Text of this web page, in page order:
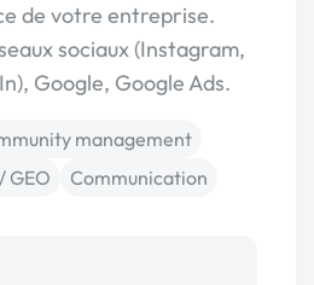
de votre entreprise.
sociaux (Instagram,
Google, Google Ads.
management
GEO
Communication